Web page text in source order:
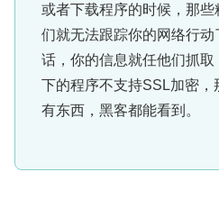
或者下载程序的时候，那
们就无法跟踪你的网络行
话，你的信息就任他们抓
下的程序不支持SSL加密，
有东西，黑客都能看到。